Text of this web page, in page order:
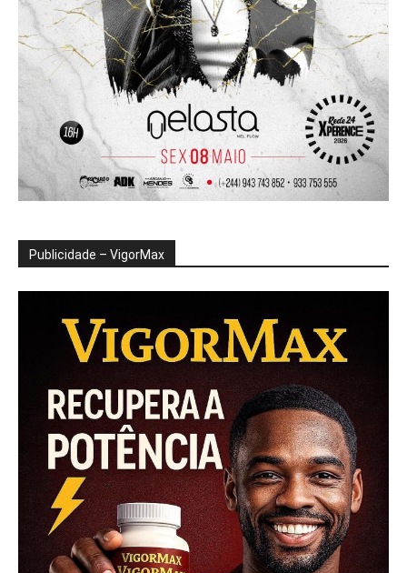
Publicidade – VigorMax